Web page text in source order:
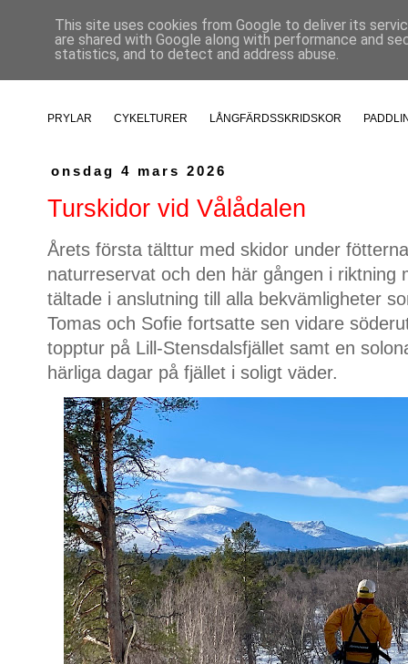
PRYLAR CYKELTURER LÅNGFÄRDSSKRIDSKOR
onsdag 4 mars 2026
Turskidor vid Vålådalen
Årets första tälttur med skidor under
naturreservat och den här gången i riktning
tältade i anslutning till alla bekvämligheter
Tomas och Sofie fortsatte sen vidare
topptur på Lill-Stensdalsfjället samt en
härliga dagar på fjället i soligt väder.
This site uses cookies from Google to deliver its
are shared with Google along with performance and
statistics, and to detect and address abuse.